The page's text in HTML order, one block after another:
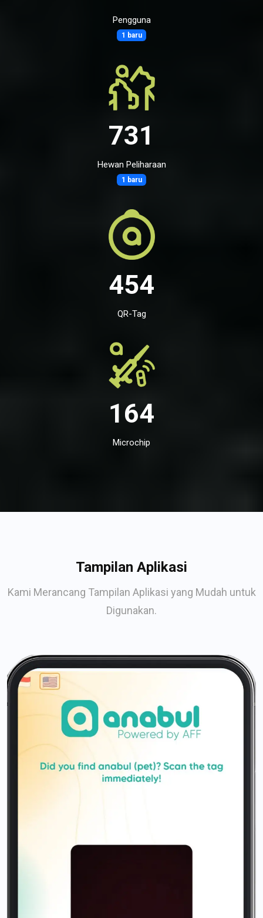
Pengguna
1 baru
731
Hewan Peliharaan
1 baru
454
QR-Tag
164
Microchip
Tampilan Aplikasi
Kami Merancang Tampilan Aplikasi yang Mudah untuk
Digunakan.